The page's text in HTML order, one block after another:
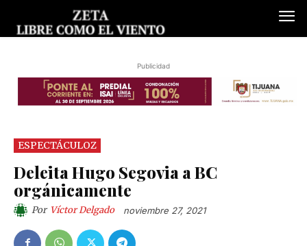
Publicidad
ESPECTÁCULOZ
Deleita Hugo Segovia a BC
orgánicamente
Por Víctor Delgado noviembre 27, 2021